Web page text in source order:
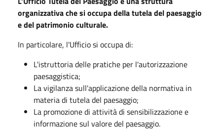
organizzativa che si occupa della tutela del paesaggio
e del patrimonio culturale.
In particolare, l'Ufficio si occupa di:
L'istruttoria delle pratiche per l'autorizzazione
paesaggistica;
La vigilanza sull'applicazione della normativa in
materia di tutela del paesaggio;
La promozione di attività di sensibilizzazione e
informazione sul valore del paesaggio.